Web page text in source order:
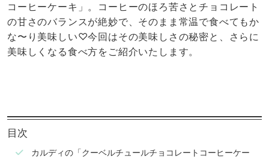
コーヒーケーキ」。コーヒーのほろ苦さとチョコレート
の甘さのバランスが絶妙で、そのまま常温で食べてもか
な〜り美味しい♡今回はその美味しさの秘密と、さらに
美味しくなる食べ方をご紹介いたします。
目次
カルディの「クーベルチュールチョコレートコーヒーケー